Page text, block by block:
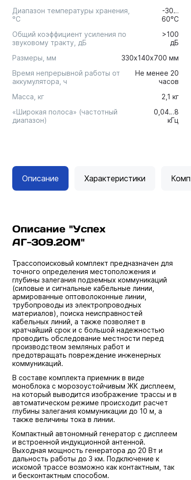
Диапазон температуры хранения,
°C
-30…
60°С
Общий коэффициент усиления по
звуковому тракту, дБ
>100
дБ
Размеры, мм
330х140х700 мм
Время непрерывной работы от
аккумулятора, ч
Не менее 20
часов
Масса, кг
2,1 кг
«Широкая полоса» (частотный
диапазон)
0,04…8
кГц
Описание Характеристики
Описание "Успех
АГ-309.20М"
Трассопоисковый комплект предназначен для
точного определения местоположения и
глубины залегания подземных коммуникаций
(силовые и сигнальные кабельные линии,
армированные оптоволоконные линии,
трубопроводы из электропроводных
материалов), поиска неисправностей
кабельных линий, а также позволяет в
кратчайший срок и с большой надежностью
проводить обследование местности перед
производством земляных работ и
предотвращать повреждение инженерных
коммуникаций.
В составе комплекта приемник в виде
моноблока с морозоустойчивым ЖК дисплеем,
на который выводится изображение трассы и в
автоматическом режиме происходит расчет
глубины залегания коммуникации до 10 м, а
также величины тока в линии.
Компактный автономный генератор с дисплеем
и встроенной индукционной антенной.
Выходная мощность генератора до 20 Вт и
дальность работы до 3 км. Подключение к
искомой трассе возможно как контактным, так
и бесконтактным способом.